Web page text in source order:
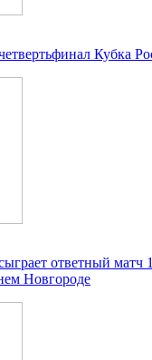
Кубка
ответный матч
Новгороде